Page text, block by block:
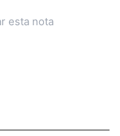
esta nota